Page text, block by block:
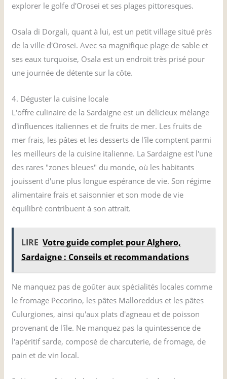
explorer le golfe d'Orosei et ses plages pittoresques.
Osala di Dorgali, quant à lui, est un petit village situé près
de la ville d'Orosei. Avec sa magnifique plage de sable et
ses eaux turquoise, Osala est un endroit très prisé pour
une journée de détente sur la côte.
4. Déguster la cuisine locale
L'offre culinaire de la Sardaigne est un délicieux mélange
d'influences italiennes et de fruits de mer. Les fruits de
mer frais, les pâtes et les desserts de l'île comptent parmi
les meilleurs de la cuisine italienne. La Sardaigne est l'une
des rares "zones bleues" du monde, où les habitants
jouissent d'une plus longue espérance de vie. Son régime
alimentaire frais et saisonnier et son mode de vie
équilibré contribuent à son attrait.
LIRE Votre guide complet pour Alghero,
Sardaigne : Conseils et recommandations
Ne manquez pas de goûter aux spécialités locales comme
le fromage Pecorino, les pâtes Malloreddus et les pâtes
Culurgiones, ainsi qu'aux plats d'agneau et de poisson
provenant de l'île. Ne manquez pas la quintessence de
l'apéritif sarde, composé de charcuterie, de fromage, de
pain et de vin local.